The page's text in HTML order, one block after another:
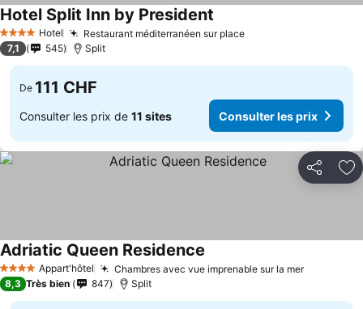
4 Étoiles Hotel Restaurant méditerranéen sur place
Hotel Split Inn by President
7,1 545 Split
De 111 CHF
Consulter les prix de 11 sites Consulter les prix
Partager
4 Étoiles Appart'hôtel Chambres avec vue imprenable sur la mer
Adriatic Queen Residence
8,3 Très bien 847 Split